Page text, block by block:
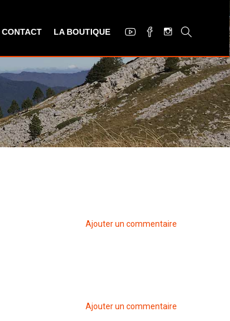
CONTACT LA BOUTIQUE
Ajouter un commentaire
Ajouter un commentaire